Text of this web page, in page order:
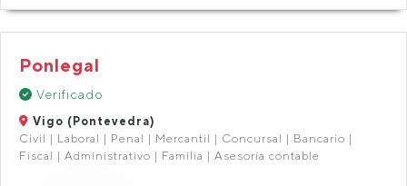
Ponlegal
Verificado
Vigo (Pontevedra)
Civil | Laboral | Penal | Mercantil | Concursal | Bancario |
Fiscal | Administrativo | Familia | Asesoría contable